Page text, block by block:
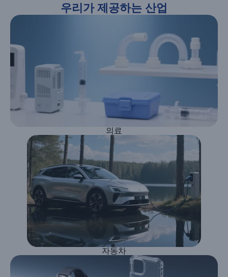
우리가 제공하는 산업
의료
자동차